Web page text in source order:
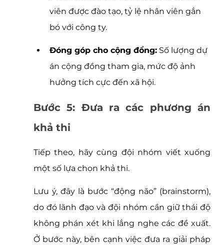
viên được đào tạo, tỷ lệ nhân viên gắn
bó với công ty.
Đóng góp cho cộng đồng: Số lượng dự
án cộng đồng tham gia, mức độ ảnh
hưởng tích cực đến xã hội.
Bước 5: Đưa ra các phương án
khả thi
Tiếp theo, hãy cùng đội nhóm viết xuống
một số lựa chọn khả thi.
Lưu ý, đây là bước “động não” (brainstorm),
do đó lãnh đạo và đội nhóm cần giữ thái độ
không phán xét khi lắng nghe các đề xuất.
Ở bước này, bên cạnh việc đưa ra giải pháp